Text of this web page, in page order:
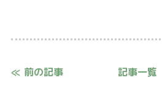
≪ 前の記事 記事一覧